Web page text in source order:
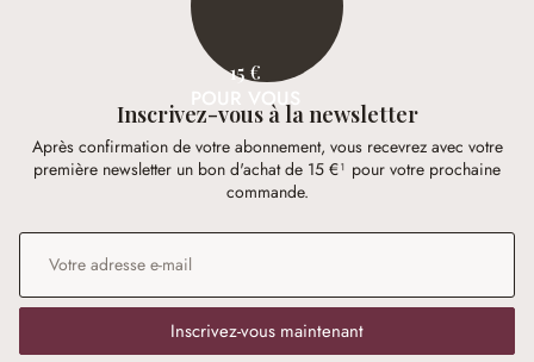
15 €
POUR VOUS
Inscrivez-vous à la newsletter
Après confirmation de votre abonnement, vous recevrez avec votre
première newsletter un bon d'achat de 15 €¹ pour votre prochaine
commande.
Adresse e-mail
Inscrivez-vous maintenant